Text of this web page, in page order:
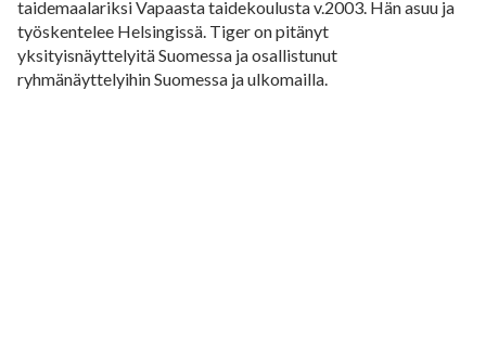
taidemaalariksi Vapaasta taidekoulusta v.2003. Hän asuu ja
työskentelee Helsingissä. Tiger on pitänyt
yksityisnäyttelyitä Suomessa ja osallistunut
ryhmänäyttelyihin Suomessa ja ulkomailla.